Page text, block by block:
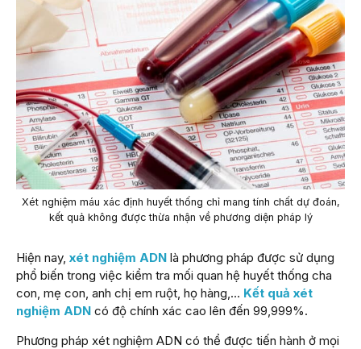
Xét nghiệm máu xác định huyết thống chỉ mang tính chất dự đoán,
kết quả không được thừa nhận về phương diện pháp lý
Hiện nay, xét nghiệm ADN là phương pháp được sử dụng
phổ biến trong việc kiểm tra mối quan hệ huyết thống cha
con, mẹ con, anh chị em ruột, họ hàng,… Kết quả xét
nghiệm ADN có độ chính xác cao lên đến 99,999%.
Phương pháp xét nghiệm ADN có thể được tiến hành ở mọi